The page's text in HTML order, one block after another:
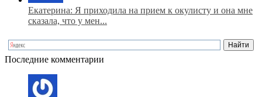
Екатерина: Я приходила на прием к окулисту и она мне
сказала, что у мен...
Последние комментарии